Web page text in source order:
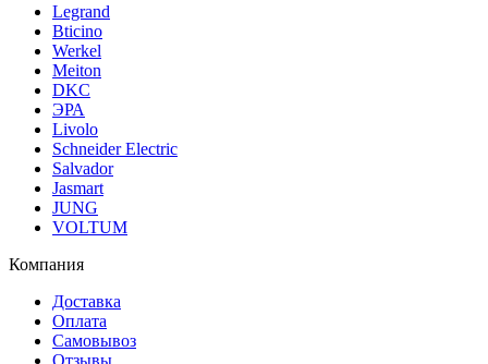
Legrand
Bticino
Werkel
Meiton
DKC
ЭРА
Livolo
Schneider Electric
Salvador
Jasmart
JUNG
VOLTUM
Компания
Доставка
Оплата
Самовывоз
Отзывы